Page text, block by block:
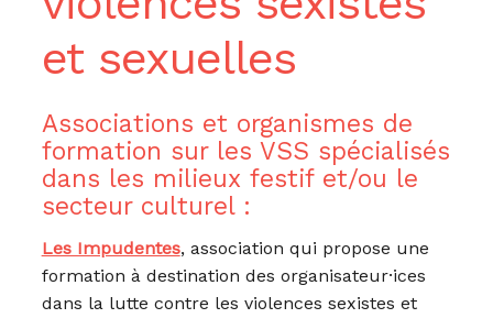
et sexuelles
Associations et organismes de
formation sur les VSS spécialisés
dans les milieux festif et/ou le
secteur culturel :
Les Impudentes, association qui propose une
formation à destination des organisateur·ices
dans la lutte contre les violences sexistes et